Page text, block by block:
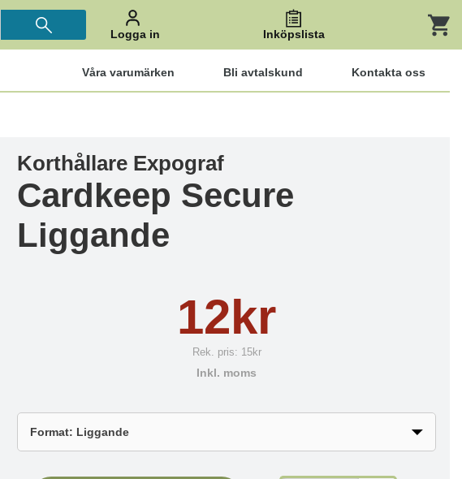
Logga in Inköpslista
Våra varumärken Bli avtalskund Kontakta oss
Korthållare Expograf
Cardkeep Secure
Liggande
12kr
Rek. pris: 15kr
Inkl. moms